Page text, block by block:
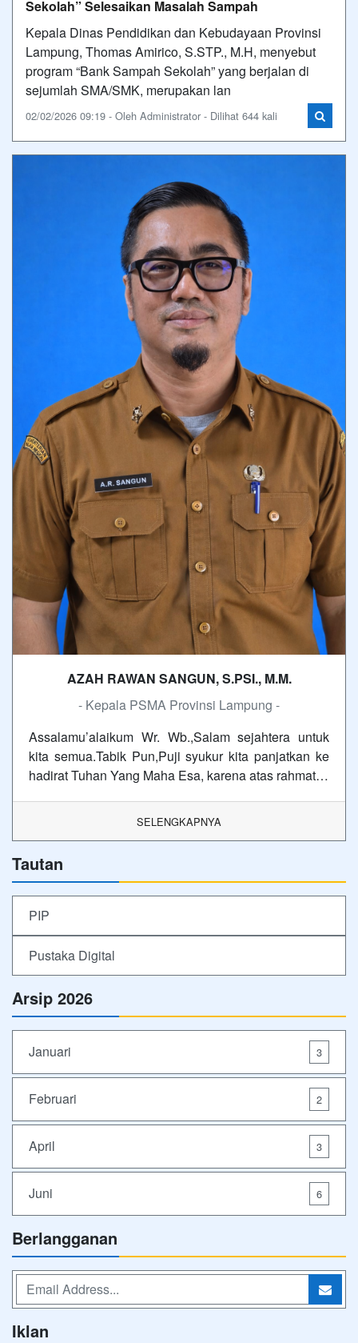
Sekolah” Selesaikan Masalah Sampah
Kepala Dinas Pendidikan dan Kebudayaan Provinsi
Lampung, Thomas Amirico, S.STP., M.H, menyebut
program “Bank Sampah Sekolah” yang berjalan di
sejumlah SMA/SMK, merupakan lan
02/02/2026 09:19 - Oleh Administrator - Dilihat 644 kali
AZAH RAWAN SANGUN, S.PSI., M.M.
- Kepala PSMA Provinsi Lampung -
Assalamu’alaikum Wr. Wb.,Salam sejahtera untuk
kita semua.Tabik Pun,Puji syukur kita panjatkan ke
hadirat Tuhan Yang Maha Esa, karena atas rahmat…
SELENGKAPNYA
Tautan
PIP
Pustaka Digital
Arsip 2026
Januari 3
Februari 2
April 3
Juni 6
Berlangganan
Iklan